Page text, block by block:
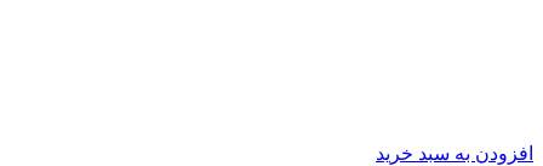
افزودن به سبد خرید